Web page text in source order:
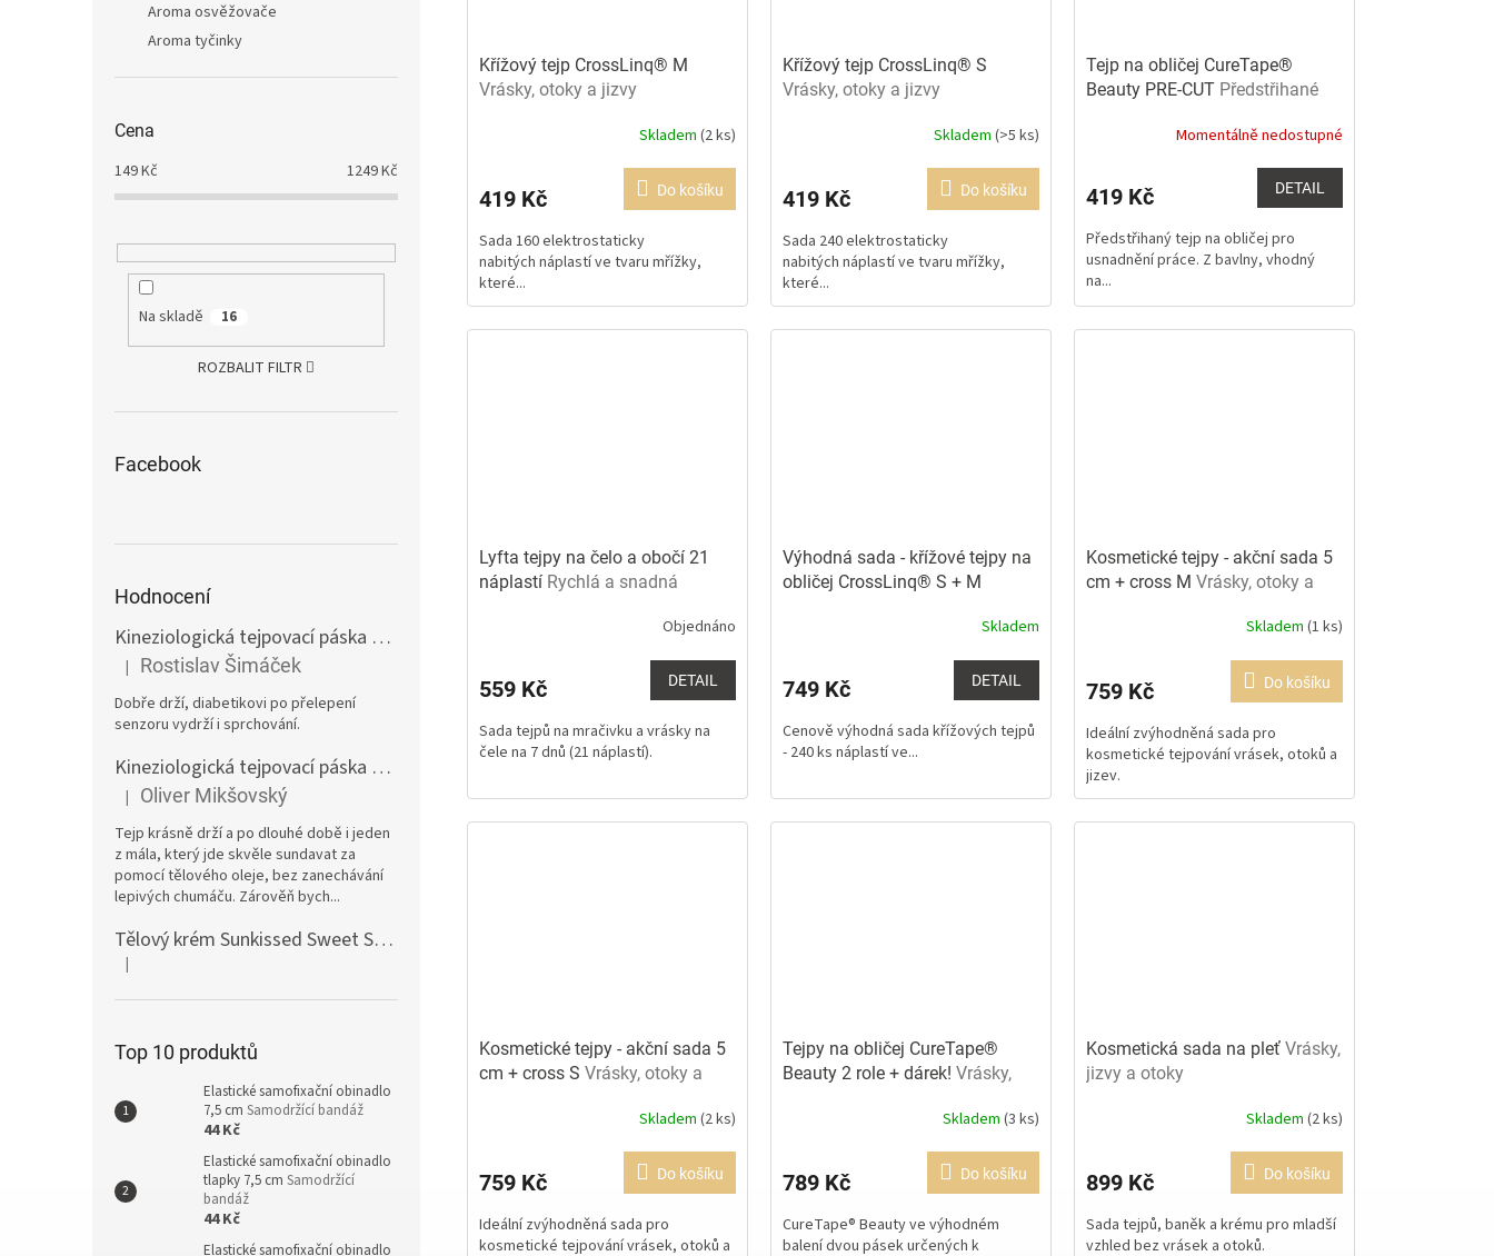
Aroma osvěžovače
Aroma tyčinky
Cena
149Kč 1249Kč
Na skladě 16
ROZBALIT FILTR
Facebook
Hodnocení
Kineziologická tejpovací páska 10 cm tělová Extra široký tejp pro lymfotejpování a rehabilitaci
Hodnocení produktu je 5 z 5 hvězdiček.
| Rostislav Šimáček
Dobře drží, diabetikovi po přelepení
senzoru vydrží i sprchování.
Kineziologická tejpovací páska 10 cm tělová Extra široký tejp pro lymfotejpování a rehabilitaci
Hodnocení produktu je 5 z 5 hvězdiček.
| Oliver Mikšovský
Tejp krásně drží a po dlouhé době i jeden
z mála, který jde skvěle sundavat za
pomocí tělového oleje, bez zanechávání
lepivých chumáču. Zárověň bych...
Tělový krém Sunkissed Sweet Swirl Marshmallow 300ml
Hodnocení produktu je 5 z 5 hvězdiček.
|
Top 10 produktů
Elastické samofixační obinadlo
7,5 cm Samodržící bandáž
44 Kč
Elastické samofixační obinadlo
tlapky 7,5 cm Samodržící
bandáž
44 Kč
Elastické samofixační obinadlo
Křížový tejp CrossLinq® M
Vrásky, otoky a jizvy
je
z
5
hvězdiček.
Skladem(2 ks)
419 Kč Do košíku
Sada 160 elektrostaticky
nabitých náplastí ve tvaru mřížky,
které...
Křížový tejp CrossLinq® S
Vrásky, otoky a jizvy
je
z
5
hvězdiček.
Skladem (>5 ks)
419 Kč Do košíku
Sada 240 elektrostaticky
nabitých náplastí ve tvaru mřížky,
které...
Tejp na obličej CureTape®
Beauty PRE-CUT Předstřihané
Momentálně nedostupné
419 Kč DETAIL
Předstřihaný tejp na obličej pro
usnadnění práce. Z bavlny, vhodný
na...
Lyfta tejpy na čelo a obočí 21
náplastí Rychlá a snadná
Objednáno
559 Kč DETAIL
Sada tejpů na mračivku a vrásky na
čele na 7 dnů (21 náplastí).
Výhodná sada - křížové tejpy na
obličej CrossLinq® S + M
Skladem
749 Kč DETAIL
Cenově výhodná sada křížových tejpů
- 240 ks náplastí ve...
Kosmetické tejpy - akční sada 5
cm + cross M Vrásky, otoky a
je
z
5
hvězdiček.
Skladem (1 ks)
759 Kč Do košíku
Ideální zvýhodněná sada pro
kosmetické tejpování vrásek, otoků a
jizev.
Kosmetické tejpy - akční sada 5
cm + cross SVrásky, otoky a
je
z
5
Skladem(2 ks)
759 Kč Do košíku
Ideální zvýhodněná sada pro
kosmetické tejpování vrásek, otoků a
Tejpy na obličej CureTape®
Beauty 2 role + dárek!Vrásky,
je
z
5
Skladem (3 ks)
789 Kč Do košíku
CureTape® Beauty ve výhodném
balení dvou pásek určených k
Kosmetická sada na pleť Vrásky,
jizvy a otoky
je
z
5
Skladem (2 ks)
899 Kč Do košíku
Sada tejpů, baněk a krému pro mladší
vzhled bez vrásek a otoků.